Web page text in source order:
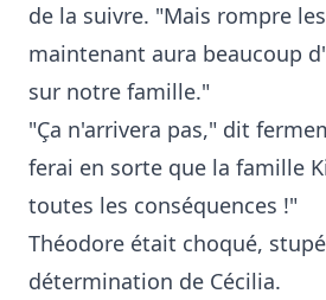
de la suivre. "Mais rompre
maintenant aura beaucoup
sur notre famille."
"Ça n'arrivera pas," dit
ferai en sorte que la famille
toutes les conséquences !"
Théodore était choqué,
détermination de Cécilia.